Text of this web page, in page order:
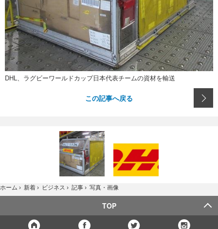
DHL、ラグビーワールドカップ日本代表チームの資材を輸送
この記事へ戻る
ホーム › 新着 › ビジネス › 記事 › 写真・画像
TOP